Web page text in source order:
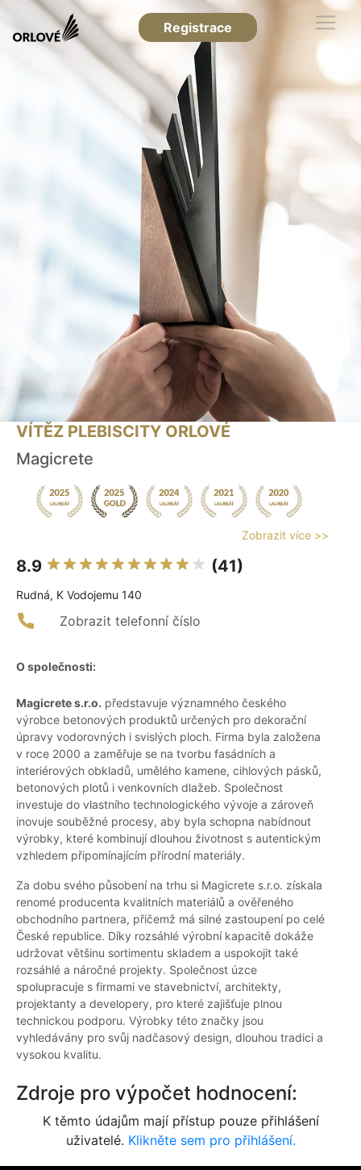
Registrace
VÍTĚZ PLEBISCITY ORLOVÉ
Magicrete
Zobrazit více >>
8.9 (41)
Rudná, K Vodojemu 140
Zobrazit telefonní číslo
O společnosti:
Magicrete s.r.o. představuje významného českého
výrobce betonových produktů určených pro dekorační
úpravy vodorovných i svislých ploch. Firma byla založena
v roce 2000 a zaměřuje se na tvorbu fasádních a
interiérových obkladů, umělého kamene, cihlových pásků,
betonových plotů i venkovních dlažeb. Společnost
investuje do vlastního technologického vývoje a zároveň
inovuje souběžné procesy, aby byla schopna nabídnout
výrobky, které kombinují dlouhou životnost s autentickým
vzhledem připomínajícím přírodní materiály.
Za dobu svého působení na trhu si Magicrete s.r.o. získala
renomé producenta kvalitních materiálů a ověřeného
obchodního partnera, přičemž má silné zastoupení po celé
České republice. Díky rozsáhlé výrobní kapacitě dokáže
udržovat většinu sortimentu skladem a uspokojit také
rozsáhlé a náročné projekty. Společnost úzce
spolupracuje s firmami ve stavebnictví, architekty,
projektanty a developery, pro které zajišťuje plnou
technickou podporu. Výrobky této značky jsou
vyhledávány pro svůj nadčasový design, dlouhou tradici a
vysokou kvalitu.
Zdroje pro výpočet hodnocení:
K těmto údajům mají přístup pouze přihlášení
uživatelé. Klikněte sem pro přihlášení.